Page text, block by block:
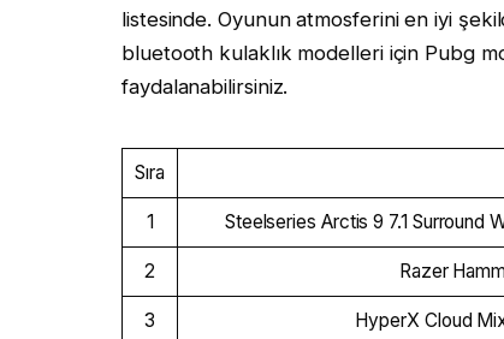
listesinde. Oyunun atmosferini en iyi
bluetooth kulaklık modelleri için Pubg
faydalanabilirsiniz.
Sıra
1 Steelseries Arctis 9 7.1 Surround
2 Razer
3 HyperX Cloud